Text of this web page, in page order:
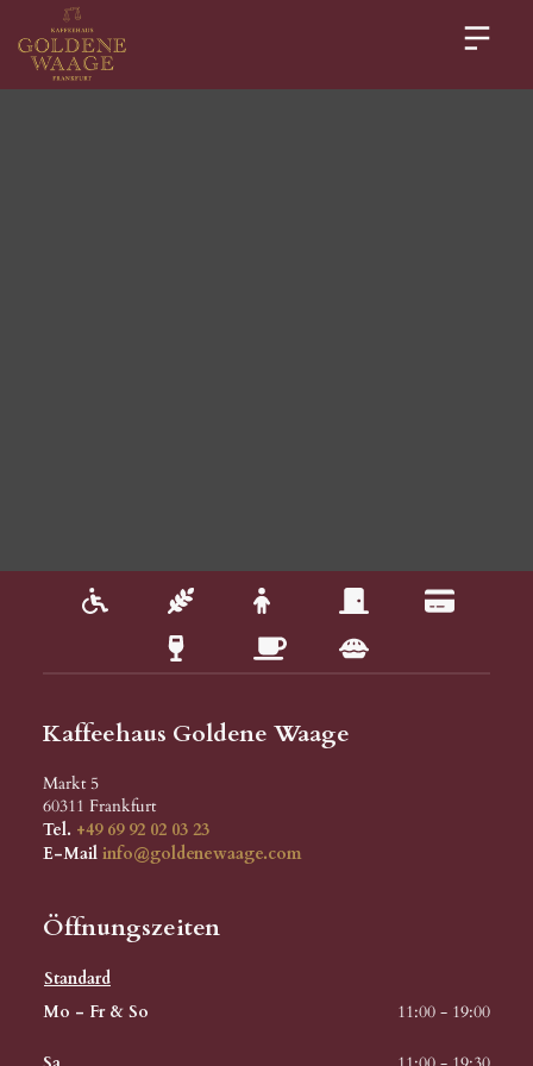
Kaffeehaus Goldene Waage
Markt 5
60311 Frankfurt
Tel. +49 69 92 02 03 23
E-Mail info@goldenewaage.com
Öffnungszeiten
Standard
Mo - Fr & So
11:00 - 19:00